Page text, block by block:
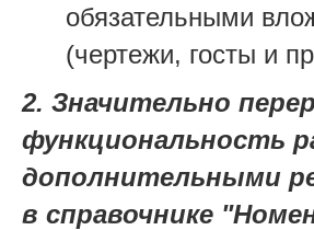
обязательными
(чертежи, госты и
2. Значительно
функциональность
дополнительными
в справочнике